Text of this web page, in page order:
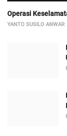
Operasi
YANTO SUSILO ANWAR